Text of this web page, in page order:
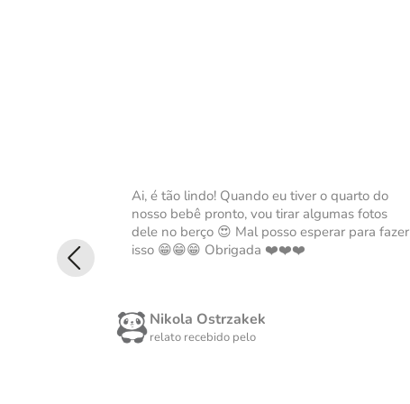
Ai, é tão lindo! Quando eu tiver o quarto do
nosso bebê pronto, vou tirar algumas fotos
dele no berço 😍 Mal posso esperar para fazer
isso 😁😁😁 Obrigada ❤️❤️❤️
Nikola Ostrzakek
relato recebido pelo